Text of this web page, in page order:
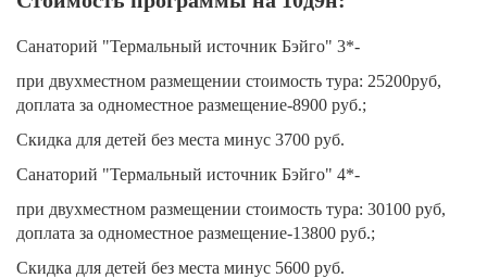
Санаторий "Термальный источник Бэйго" 3*-
при двухместном размещении стоимость тура: 25200руб,
доплата за одноместное размещение-8900 руб.;
Скидка для детей без места минус 3700 руб.
Санаторий "Термальный источник Бэйго" 4*-
при двухместном размещении стоимость тура: 30100 руб,
доплата за одноместное размещение-13800 руб.;
Скидка для детей без места минус 5600 руб.